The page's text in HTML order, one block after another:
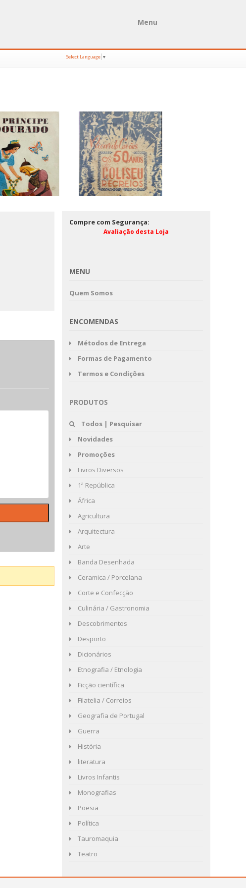
Menu
Select Language ▼
OS 50 ANOS DO COLISEU
Compre com Segurança:
Avaliação desta Loja
MENU
Quem Somos
ENCOMENDAS
Métodos de Entrega
Formas de Pagamento
Termos e Condições
PRODUTOS
Todos | Pesquisar
Novidades
Promoções
Livros Diversos
1ª República
África
Agricultura
Arquitectura
Arte
Banda Desenhada
Ceramica / Porcelana
Corte e Confecção
Culinária / Gastronomia
Descobrimentos
Desporto
Dicionários
Etnografia / Etnologia
Ficção científica
Filatelia / Correios
Geografia de Portugal
Guerra
História
literatura
Livros Infantis
Monografias
Poesia
Política
Tauromaquia
Teatro